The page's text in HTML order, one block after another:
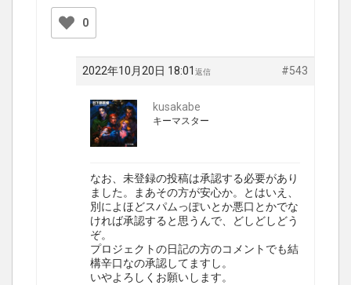
0
2022年10月20日 18:01 #543
返信
kusakabe
キーマスター
なお、未登録の投稿は承認する必要があり
ました。まあその方が安心か。とはいえ、
別によほどスパムっぽいとか悪口とかでな
ければ承認すると思うんで、どしどしどう
ぞ。
プロジェクトの日記の方のコメントでも結
構辛口なの承認してますし。
いやよろしくお願いします。